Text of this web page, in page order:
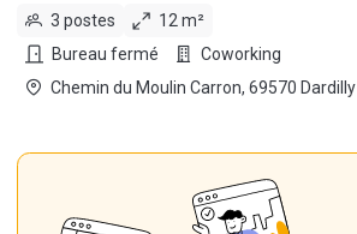
3 postes
12 m²
Bureau fermé
Coworking
Chemin du Moulin Carron, 69570 Dardilly